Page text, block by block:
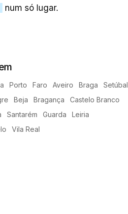
num só lugar.
Porto Faro Aveiro Braga
Setúbal
Beja Bragança
Castelo Branco
Santarém Guarda
Leiria
Vila Real